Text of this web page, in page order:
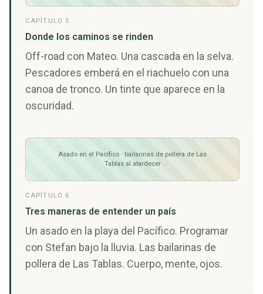
CAPÍTULO 5
Donde los caminos se rinden
Off-road con Mateo. Una cascada en la selva.
Pescadores emberá en el riachuelo con una
canoa de tronco. Un tinte que aparece en la
oscuridad.
Asado en el Pacífico · bailarinas de pollera de Las
Tablas al atardecer
CAPÍTULO 6
Tres maneras de entender un país
Un asado en la playa del Pacífico. Programar
con Stefan bajo la lluvia. Las bailarinas de
pollera de Las Tablas. Cuerpo, mente, ojos.